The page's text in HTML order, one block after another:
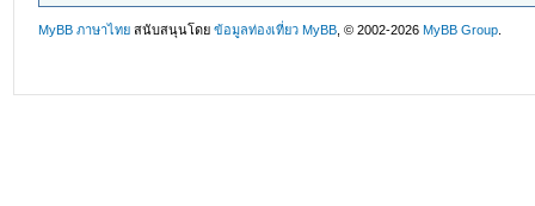
MyBB ภาษาไทย สนับสนุนโดยข้อมูลท่องเที่ยว MyBB , © 2002-2026MyBB Group